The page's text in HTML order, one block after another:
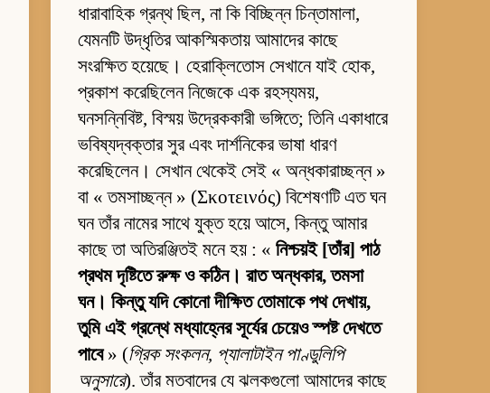
ধারাবাহিক গ্রন্থ ছিল, না কি বিচ্ছিন্ন চিন্তামালা,
যেমনটি উদ্ধৃতির আকস্মিকতায় আমাদের কাছে
সংরক্ষিত হয়েছে। হেরাক্লিতোস সেখানে যাই হোক,
প্রকাশ করেছিলেন নিজেকে এক রহস্যময়,
ঘনসন্নিবিষ্ট, বিস্ময় উদ্রেককারী ভঙ্গিতে; তিনি একাধারে
ভবিষ্যদ্বক্তার সুর এবং দার্শনিকের ভাষা ধারণ
করেছিলেন। সেখান থেকেই সেই « অন্ধকারাচ্ছন্ন »
বা « তমসাচ্ছন্ন » (Σκοτεινός) বিশেষণটি এত ঘন
ঘন তাঁর নামের সাথে যুক্ত হয়ে আসে, কিন্তু আমার
কাছে তা অতিরঞ্জিতই মনে হয় : «নিশ্চয়ই [তাঁর] পাঠ
প্রথম দৃষ্টিতে রুক্ষ ও কঠিন। রাত অন্ধকার, তমসা
ঘন। কিন্তু যদি কোনো দীক্ষিত তোমাকে পথ দেখায়,
তুমি এই গ্রন্থে মধ্যাহ্নের সূর্যের চেয়েও স্পষ্ট দেখতে
পাবে» (গ্রিক সংকলন, প্যালাটাইন পাণ্ডুলিপি
অনুসারে). তাঁর মতবাদের যে ঝলকগুলো আমাদের কাছে